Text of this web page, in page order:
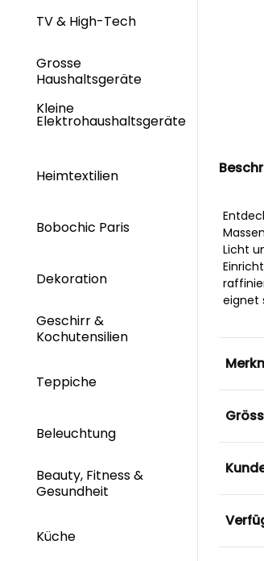
TV & High-Tech
Grosse
Haushaltsgeräte
Kleine
Elektrohaushaltsgeräte
Heimtextilien
Bobochic Paris
Dekoration
Geschirr &
Kochutensilien
Teppiche
Beleuchtung
Beauty, Fitness &
Gesundheit
Küche
Licht
eignet